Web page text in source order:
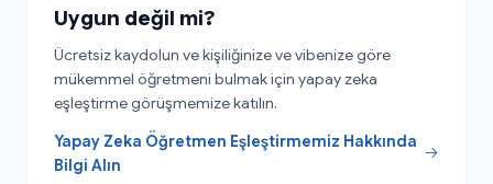
Uygun değil mi?
Ücretsiz kaydolun ve kişiliğinize ve vibenize göre
mükemmel öğretmeni bulmak için yapay zeka
eşleştirme görüşmemize katılın.
Yapay Zeka Öğretmen Eşleştirmemiz Hakkında
Bilgi Alın